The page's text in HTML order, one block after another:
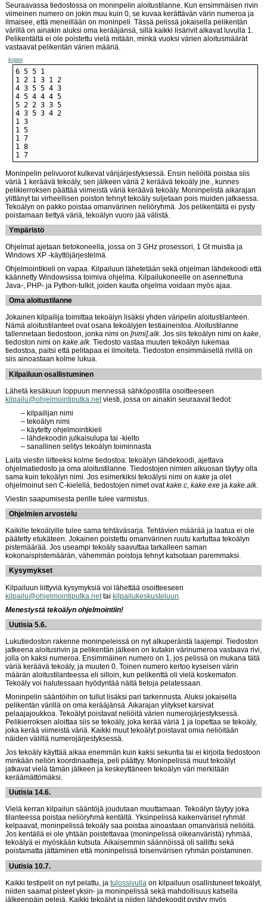
Seuraavassa tiedostossa on moninpelin aloitustilanne. Kun ensimmäisen rivin
viimeinen numero on jokin muu kuin 0, se kuvaa kerättävän värin numeroa ja
ilmaisee, että meneillään on moninpeli. Tässä pelissä jokaisella pelikentän
värillä on ainakin aluksi oma kerääjänsä, sillä kaikki lisärivit alkavat luvulla 1.
Pelikentältä ei ole poistettu vielä mitään, minkä vuoksi värien aloitusmäärät
vastaavat pelikentän värien määriä.
kopioi
1 7
Moninpelin pelivuorot kulkevat värijärjestyksessä. Ensin neliöitä poistaa siis
väriä 1 keräävä tekoäly, sen jälkeen väriä 2 keräävä tekoäly jne., kunnes
pelikierroksen päättää viimeistä väriä keräävä tekoäly. Moninpelistä aikarajan
ylittänyt tai virheellisen poiston tehnyt tekoäly suljetaan pois muiden jatkaessa.
Tekoälyn on pakko poistaa omanvärinen neliöryhmä. Jos pelikentältä ei pysty
poistamaan tiettyä väriä, tekoälyn vuoro jää välistä.
Ympäristö
Ohjelmat ajetaan tietokoneella, jossa on 3 GHz prosessori, 1 Gt muistia ja
Windows XP -käyttöjärjestelmä.
Ohjelmointikieli on vapaa. Kilpailuun lähetetään sekä ohjelman lähdekoodi että
käännetty Windowsissa toimiva ohjelma. Kilpailukoneelle on asennettuna
Java-, PHP- ja Python-tulkit, joiden kautta ohjelma voidaan myös ajaa.
Oma aloitustilanne
Jokainen kilpailija toimittaa tekoälyn lisäksi yhden väripelin aloitustilanteen.
Nämä aloitustilanteet ovat osana tekoälyjen testiaineistoa. Aloitustilanne
tallennetaan tiedostoon, jonka nimi on [nimi].alk. Jos siis tekoälyn nimi on kake,
tiedoston nimi on kake.alk. Tiedosto vastaa muuten tekoälyn lukemaa
tiedostoa, paitsi että pelitapaa ei ilmoiteta. Tiedoston ensimmäisellä rivillä on
siis ainoastaan kolme lukua.
Kilpailuun osallistuminen
Lähetä kesäkuun loppuun mennessä sähköpostilla osoitteeseen
kilpailu@ohjelmointiputka.netviesti, jossa on ainakin seuraavat tiedot:
kilpailijan nimi
tekoälyn nimi
käytetty ohjelmointikieli
lähdekoodin julkaisulupa tai -kielto
sanallinen selitys tekoälyn toiminnasta
Laita viestin liitteeksi kolme tiedostoa: tekoälyn lähdekoodi, ajettava
ohjelmatiedosto ja oma aloitustilanne. Tiedostojen nimien alkuosan täytyy olla
sama kuin tekoälyn nimi. Jos esimerkiksi tekoälysi nimi on kake ja olet
ohjelmoinut sen C-kielellä, tiedostojen nimet ovatkake.c, kake.exe ja kake.alk.
Viestin saapumisesta perille tulee varmistus.
Ohjelmien arvostelu
Kaikille tekoälyille tulee sama tehtäväsarja. Tehtävien määrää ja laatua ei ole
päätetty etukäteen. Jokainen poistettu omanvärinen ruutu kartuttaa tekoälyn
pistemäärää. Jos useampi tekoäly saavuttaa tarkalleen saman
kokonaispistemäärän, vähemmän poistoja tehnyt katsotaan paremmaksi.
Kysymykset
Kilpailuun liittyviä kysymyksiä voi lähettää osoitteeseen
kilpailu@ohjelmointiputka.net tai kilpailukeskusteluun
Menestystä tekoälyn ohjelmointiin!
Uutisia 5.6.
Lukutiedoston rakenne moninpeleissä on nyt alkuperäistä laajempi. Tiedoston
jatkeena aloitusrivin ja pelikentän jälkeen on kutakin värinumeroa vastaava rivi,
jolla on kaksi numeroa. Ensimmäinen numero on 1, jos pelissä on mukana tätä
väriä keräävä tekoäly, ja muuten 0. Toinen numero kertoo kyseisen värin
määrän aloitustilanteessa eli silloin, kun pelikenttä oli vielä koskematon.
Tekoäly voi halutessaan hyödyntää näitä tietoja pelatessaan.
Moninpelin sääntöihin on tullut lisäksi pari tarkennusta. Aluksi jokaisella
pelikentän värillä on oma kerääjänsä. Aikarajan ylitykset karsivat
pelaajajoukkoa. Tekoälyt poistavat neliöitä värien numerojärjestyksessä.
Pelikierroksen aloittaa siis se tekoäly, joka kerää väriä 1 ja lopettaa se tekoäly,
joka kerää viimeistä väriä. Kaikki muut tekoälyt poistavat omia neliöitään
näiden välillä numerojärjestyksessä.
Jos tekoäly käyttää aikaa enemmän kuin kaksi sekuntia tai ei kirjoita tiedostoon
minkään neliön koordinaatteja, peli päättyy. Moninpelissä muut tekoälyt
jatkavat vielä tämän jälkeen ja keskeyttäneen tekoälyn väri merkitään
keräämättömäksi.
Uutisia 14.6.
Vielä kerran kilpailun sääntöjä joudutaan muuttamaan. Tekoälyn täytyy joka
tilanteessa poistaa neliöryhmä kentältä. Yksinpelissä kaikenväriset ryhmät
kelpaavat, moninpelissä tekoäly saa poistaa ainoastaan omanvärisiä neliöitä.
Jos kentällä ei ole yhtään poistettavaa (moninpelissä oikeanväristä) ryhmää,
tekoälyä ei myöskään kutsuta. Aikaisemmin säännöissä oli sallittu sekä
poistamatta jättäminen että moninpelissä toisenvärisen ryhmän poistaminen.
Uutisia 10.7.
Kaikki testipelit on nyt pelattu, ja tulossivulla on kilpailuun osallistuneet tekoälyt,
niiden saamat pisteet yksin- ja moninpelissä sekä mahdollisuus katsella
jälkeenpäin pelejä. Kaikki tekoälyt ja niiden lähdekoodit pystyy myös